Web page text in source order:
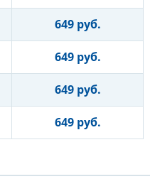
649 руб.
649 руб.
649 руб.
649 руб.